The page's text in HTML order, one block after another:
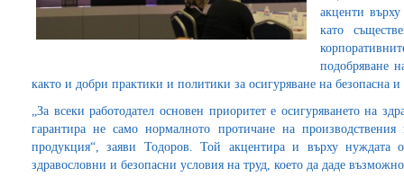
акценти
като
подобряване
както и добри практики и политики за осигуряване на безопасна и
„За всеки работодател основен приоритет е осигуряването на
гарантира не само нормалното протичане на
продукция“, заяви Тодоров. Той акцентира и върху нуждата
здравословни и безопасни условия на труд, което да даде